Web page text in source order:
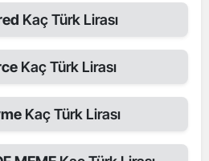
Kaç Türk Lirası
Kaç Türk Lirası
Kaç Türk Lirası